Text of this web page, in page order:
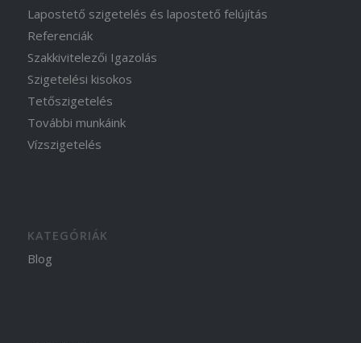
Lapostető szigetelés és lapostető felújítás
Referenciák
Szakkivitelezői Igazolás
Szigetelési kisokos
Tetőszigetelés
További munkáink
Vízszigetelés
KATEGÓRIÁK
Blog